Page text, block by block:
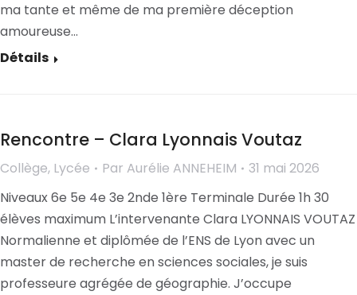
ma tante et même de ma première déception
amoureuse…
Détails
Rencontre – Clara Lyonnais Voutaz
Collège, Lycée Par Aurélie ANNEHEIM
31 mai 2026
Niveaux 6e 5e 4e 3e 2nde 1ère Terminale Durée 1h 30
élèves maximum L’intervenante Clara LYONNAIS VOUTAZ
Normalienne et diplômée de l’ENS de Lyon avec un
master de recherche en sciences sociales, je suis
professeure agrégée de géographie. J’occupe